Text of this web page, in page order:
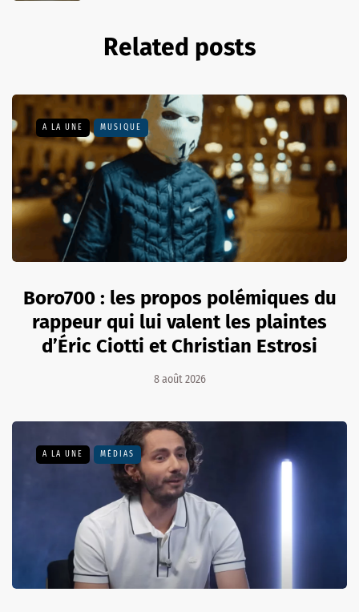
Related posts
A LA UNE MUSIQUE
Boro700 : les propos polémiques du
rappeur qui lui valent les plaintes
d’Éric Ciotti et Christian Estrosi
8 août 2026
A LA UNE MÉDIAS